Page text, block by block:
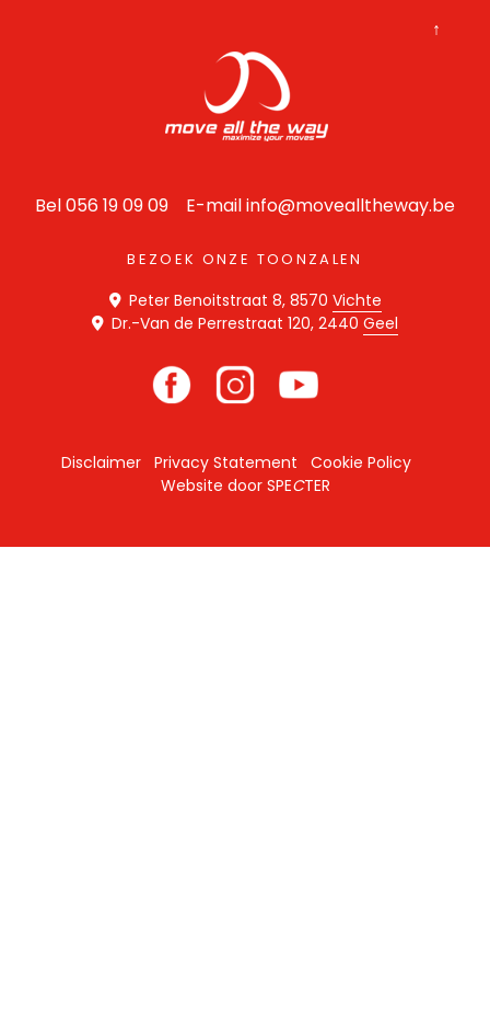
↑
Bel 056 19 09 09 E-mailinfo@movealltheway.be
BEZOEK ONZE TOONZALEN
Peter Benoitstraat 8, 8570 Vichte
Dr.-Van de Perrestraat 120, 2440 Geel
Disclaimer Privacy Statement
Cookie Policy
Website door SPECTER